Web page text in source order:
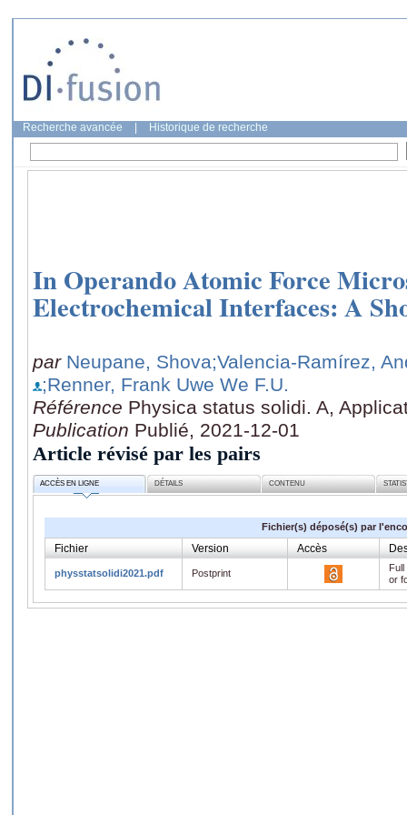
Recherche avancée Historique de recherche
In Operando Atomic Force
Electrochemical Interfaces: A
par Neupane, Shova;Valencia-Ramírez,
;Renner, Frank Uwe We F.U.
Référence Physica status solidi. A,
Publication Publié, 2021-12-01
Article révisé par les pairs
ACCÈS EN LIGNE DÉTAILS CONTENU
Fichier(s) déposé(s) par
Fichier Version Accès
physstatsolidi2021.pdf Postprint
or